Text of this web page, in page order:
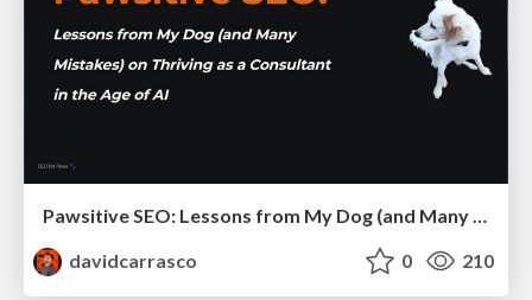
Pawsitive SEO: Lessons from My Dog (and Many Mistakes) on Thriving as a Consultant in the Age of AI
davidcarrasco
0 210